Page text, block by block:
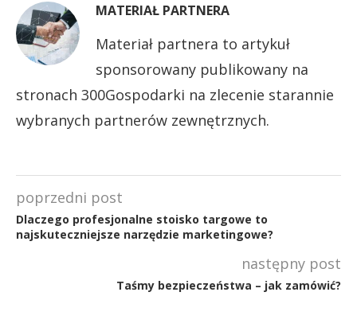
MATERIAŁ PARTNERA
Materiał partnera to artykuł
sponsorowany publikowany na
stronach 300Gospodarki na zlecenie starannie
wybranych partnerów zewnętrznych.
poprzedni post
Dlaczego profesjonalne stoisko targowe to
najskuteczniejsze narzędzie marketingowe?
następny post
Taśmy bezpieczeństwa – jak zamówić?